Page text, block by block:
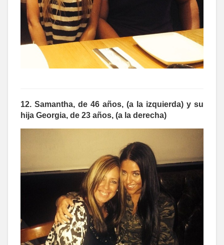
12. Samantha, de 46 años, (a la izquierda) y su
hija Georgia, de 23 años, (a la derecha)